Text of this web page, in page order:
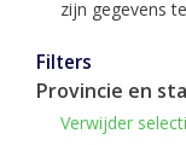
zijn gegevens
Filters
Provincie en
Verwijder